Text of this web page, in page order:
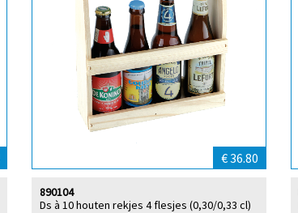
€ 36.80
Ds à 10 houten rekjes 4 flesjes (0,30/0,33 cl)
890104